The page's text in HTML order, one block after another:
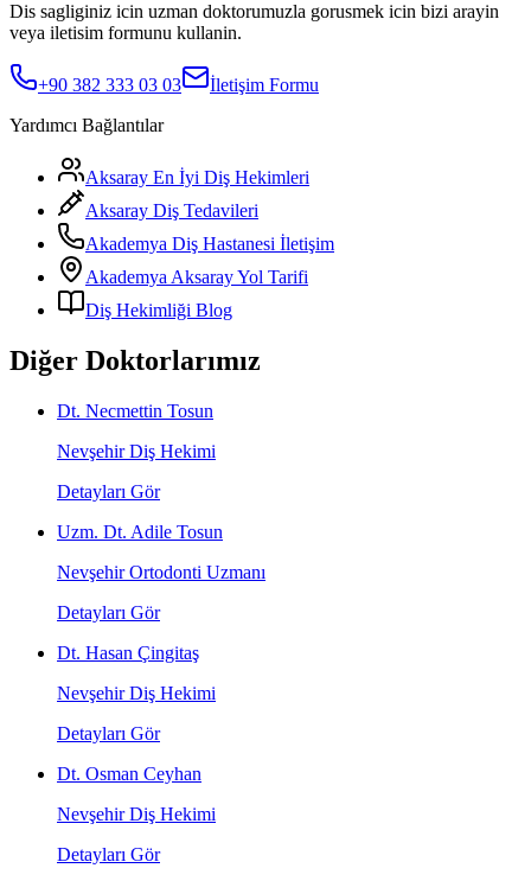
Dis sagliginiz icin uzman doktorumuzla gorusmek icin bizi arayin
veya iletisim formunu kullanin.
+90 382 333 03 03
İletişim Formu
Yardımcı Bağlantılar
Aksaray En İyi Diş Hekimleri
Aksaray Diş Tedavileri
Akademya Diş Hastanesi İletişim
Akademya Aksaray Yol Tarifi
Diş Hekimliği Blog
Diğer Doktorlarımız
Dt. Necmettin Tosun
Nevşehir Diş Hekimi
Detayları Gör
Uzm. Dt. Adile Tosun
Nevşehir Ortodonti Uzmanı
Detayları Gör
Dt. Hasan Çingitaş
Nevşehir Diş Hekimi
Detayları Gör
Dt. Osman Ceyhan
Nevşehir Diş Hekimi
Detayları Gör